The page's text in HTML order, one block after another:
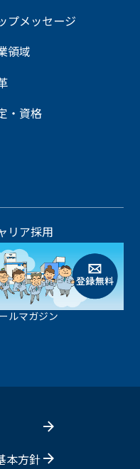
プメッセージ
領域
・資格
リア採用
ルマガジン
本方針